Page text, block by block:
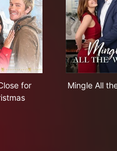
for
Mingle All